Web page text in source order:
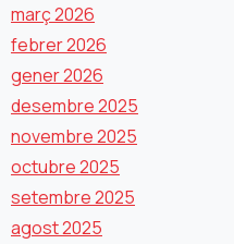
març 2026
febrer 2026
gener 2026
desembre 2025
novembre 2025
octubre 2025
setembre 2025
agost 2025